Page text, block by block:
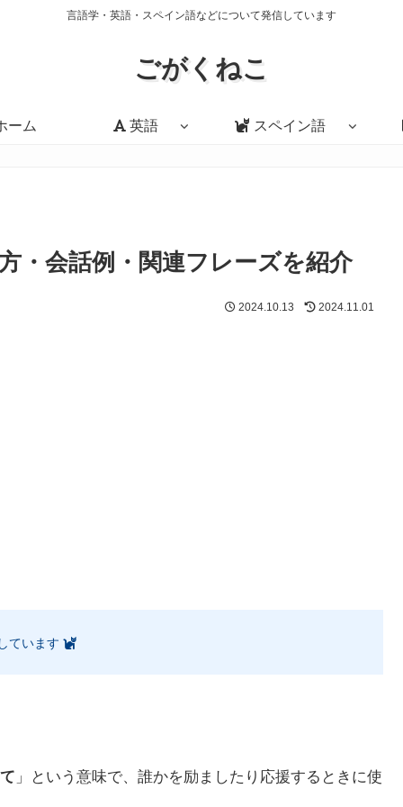
言語学・英語・スペイン語などについて発信しています
ごがくねこ
ーム 英語 スペイン語
・会話例・関連フレーズを紹介
2024.10.13 2024.11.01
ています
」という意味で、誰かを励ましたり応援するときに使